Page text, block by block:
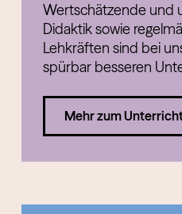
Wertschätzende und
Didaktik sowie
Lehkräften sind bei
spürbar besseren
Mehr zum